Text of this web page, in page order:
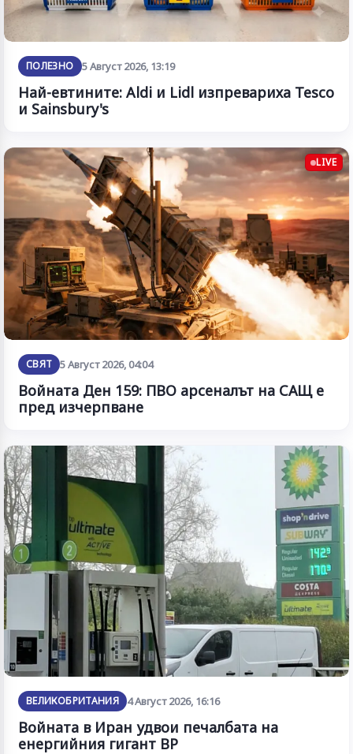
ПОЛЕЗНО 5 Август 2026, 13:19
Най-евтините: Aldi и Lidl изпревариха Tesco
и Sainsbury's
LIVE
СВЯТ 5 Август 2026, 04:04
Войната Ден 159: ПВО арсеналът на САЩ е
пред изчерпване
ВЕЛИКОБРИТАНИЯ 4 Август 2026, 16:16
Войната в Иран удвои печалбата на
енергийния гигант BP